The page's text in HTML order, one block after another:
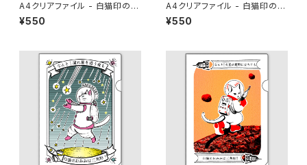
A4クリアファイル - 白猫印の宇
宙食 おさかな味
¥550
A4クリアファイル - 白猫印の宇
宙食 月光味
¥550